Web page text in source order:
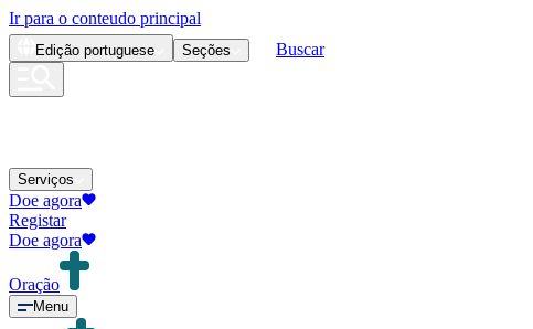
Ir para o conteudo principal
Edição portuguese Seções Buscar
Serviços
Doe agora
Registar
Doe agora
Oração
Menu